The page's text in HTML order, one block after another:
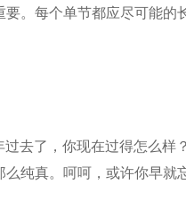
。每个单节都应尽可能的
去了，你现在过得怎么样
纯真。呵呵，或许你早就